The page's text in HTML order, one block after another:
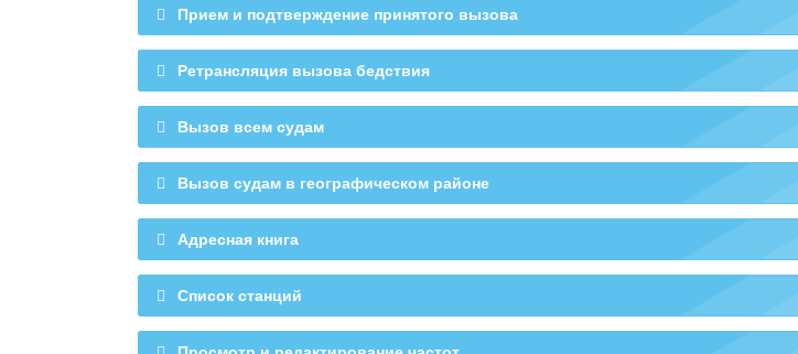
Простой вызов
Прием и подтверждение принятого вызова
Прием и подтверждение принятого вызова
Ретрансляция вызова бедствия
Ретрансляция вызова бедствия
Вызов всем судам
Вызов всем судам
Вызов судам в географическом районе
Вызов судам в географическом районе
Адресная книга
Адресная книга
Список станций
Список станций